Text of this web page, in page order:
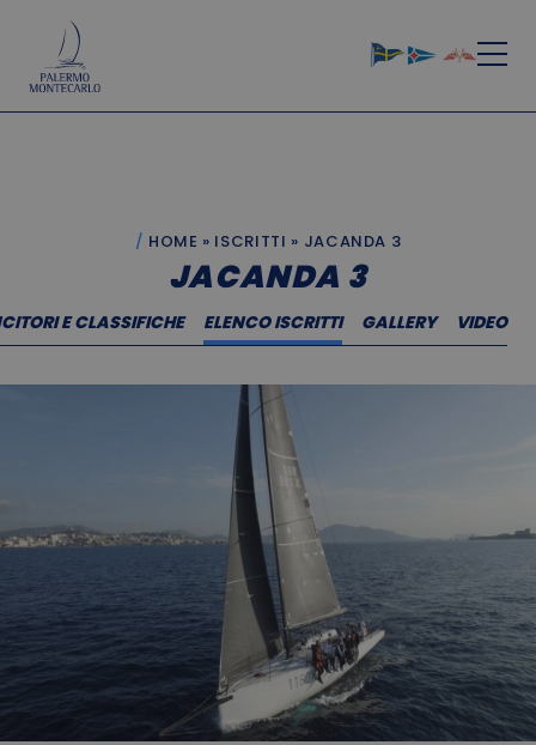
HOME » ISCRITTI » JACANDA 3
JACANDA 3
E CLASSIFICHE ELENCO ISCRITTI GALLERY VIDEO